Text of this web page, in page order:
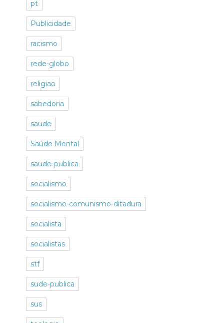
pt
Publicidade
racismo
rede-globo
religiao
sabedoria
saude
Saúde Mental
saude-publica
socialismo
socialismo-comunismo-ditadura
socialista
socialistas
stf
sude-publica
sus